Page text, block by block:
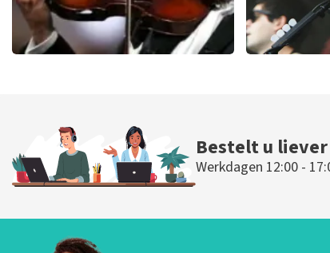
BESTEL NU
Bestelt u
Werkdagen 12:00 -